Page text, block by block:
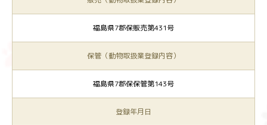
福島県7郡保販売第431号
保管（動物取扱業登録内容）
福島県7郡保保管第143号
登録年月日